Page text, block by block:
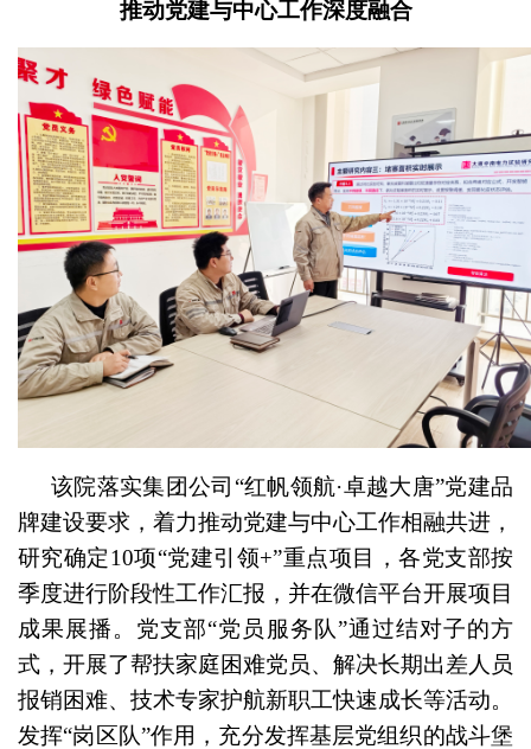
推动党建与中心工作深度融合
该院落实集团公司“红帆领航·卓越大唐”党建品
牌建设要求，着力推动党建与中心工作相融共进，
研究确定10项“党建引领+”重点项目，各党支部按
季度进行阶段性工作汇报，并在微信平台开展项目
成果展播。党支部“党员服务队”通过结对子的方
式，开展了帮扶家庭困难党员、解决长期出差人员
报销困难、技术专家护航新职工快速成长等活动。
发挥“岗区队”作用，充分发挥基层党组织的战斗堡